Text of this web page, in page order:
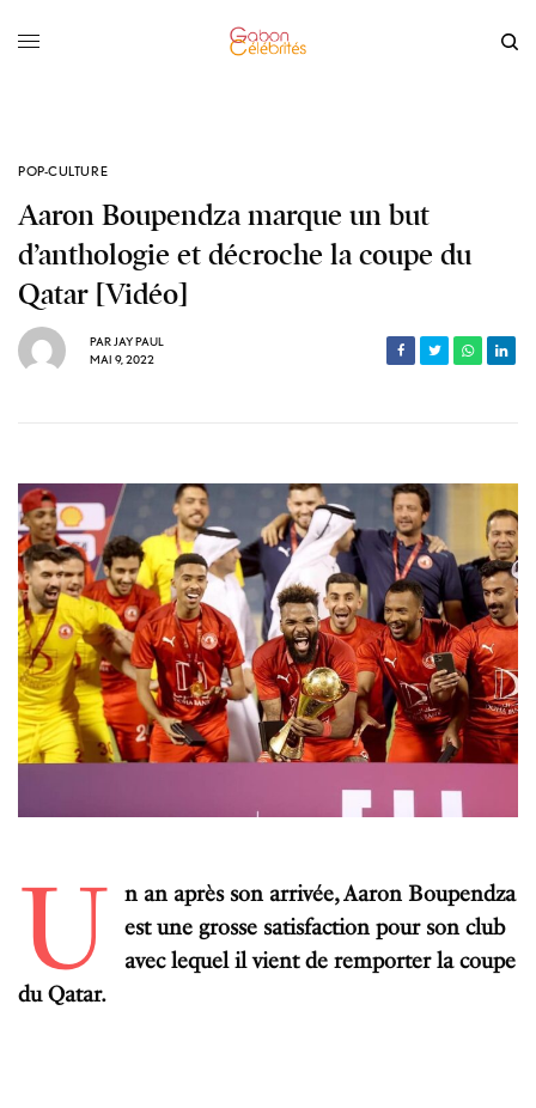
POP-CULTURE
Aaron Boupendza marque un but
d’anthologie et décroche la coupe du
Qatar [Vidéo]
PARJAY PAUL
MAI 9, 2022
U
n an après son arrivée, Aaron Boupendza
est une grosse satisfaction pour son club
avec lequel il vient de remporter la coupe
du Qatar.